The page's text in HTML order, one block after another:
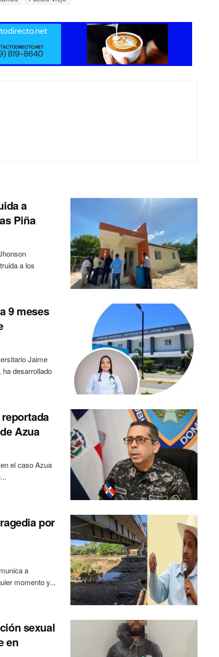
a
Piña
a los
9 meses
Jaime
desarrollado
Azua
el caso Azua
por
a
momento y...
sexual
en